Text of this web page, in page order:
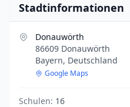
Stadtinformationen
Donauwörth
86609 Donauwörth
Bayern, Deutschland
Google Maps
Schulen: 16